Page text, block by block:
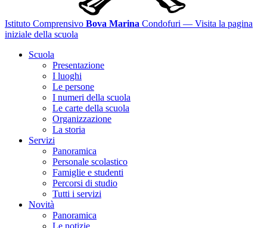
Istituto Comprensivo Bova Marina Condofuri — Visita la pagina
iniziale della scuola
Scuola
Presentazione
I luoghi
Le persone
I numeri della scuola
Le carte della scuola
Organizzazione
La storia
Servizi
Panoramica
Personale scolastico
Famiglie e studenti
Percorsi di studio
Tutti i servizi
Novità
Panoramica
Le notizie